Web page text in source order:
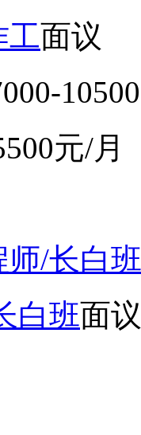
工面议
元/月
师/长白班
白班面议